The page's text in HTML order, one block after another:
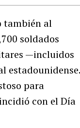
también al
soldados
—incluidos
estadounidense.
para
con el Día